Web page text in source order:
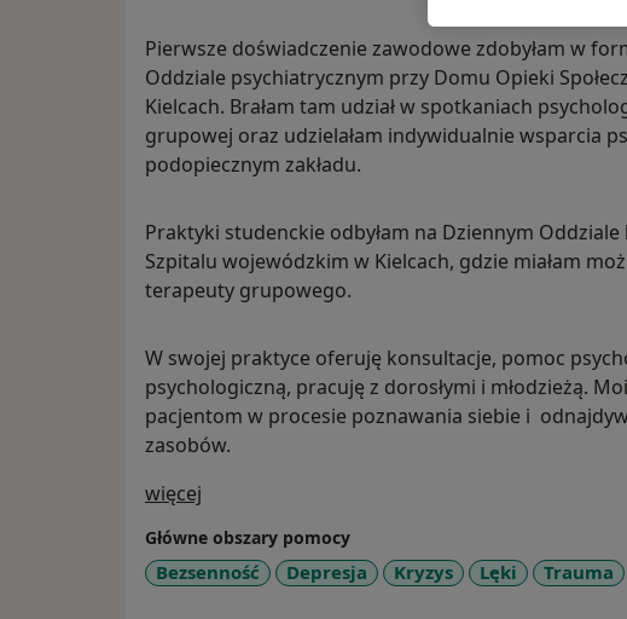
Pierwsze doświadczenie zawodowe zdobyłam w
Oddziale psychiatrycznym przy Domu Opieki
Kielcach. Brałam tam udział w spotkaniach psychologów z pacjentami; terapii
grupowej oraz udzielałam indywidualnie wsparcia
podopiecznym zakładu.
Praktyki studenckie odbyłam na Dziennym
Szpitalu wojewódzkim w Kielcach, gdzie miałam
terapeuty grupowego.
W swojej praktyce oferuję konsultacje, pomoc
psychologiczną, pracuję z dorosłymi i młodzieżą.
pacjentom w procesie poznawania siebie i
zasobów.
więcej
Główne obszary pomocy
Bezsenność Depresja Kryzys Lęki Trauma